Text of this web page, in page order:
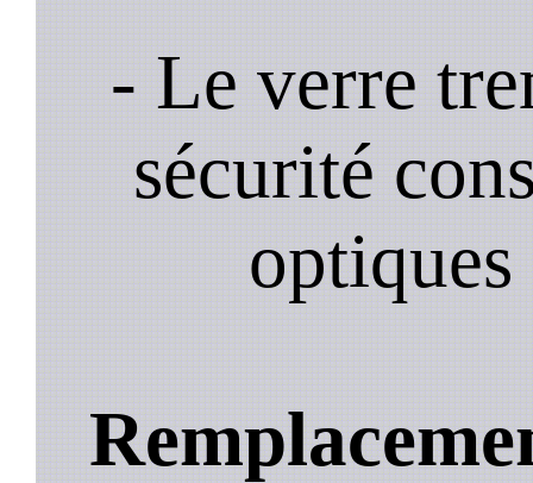
- Le verre
sécurité
optiques